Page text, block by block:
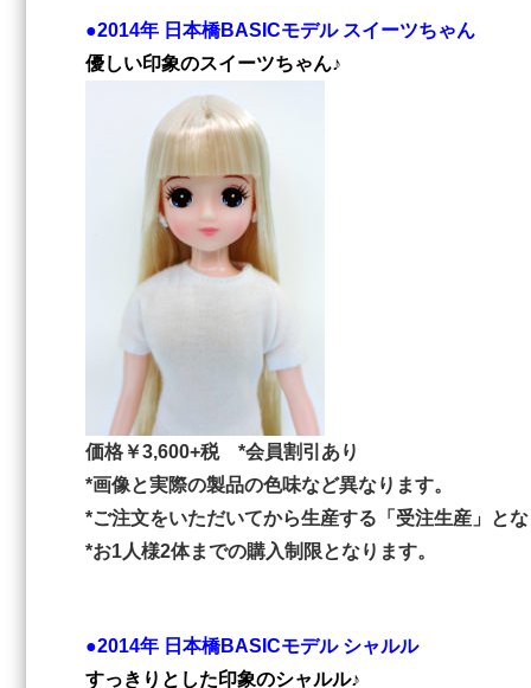
●2014年 日本橋BASICモデル スイーツちゃん
優しい印象のスイーツちゃん♪
価格￥3,600+税 *会員割引あり
*画像と実際の製品の色味など異なります。
*ご注文をいただいてから生産する「受注生産」と
*お1人様2体までの購入制限となります。
●2014年 日本橋BASICモデル シャルル
すっきりとした印象のシャルル♪